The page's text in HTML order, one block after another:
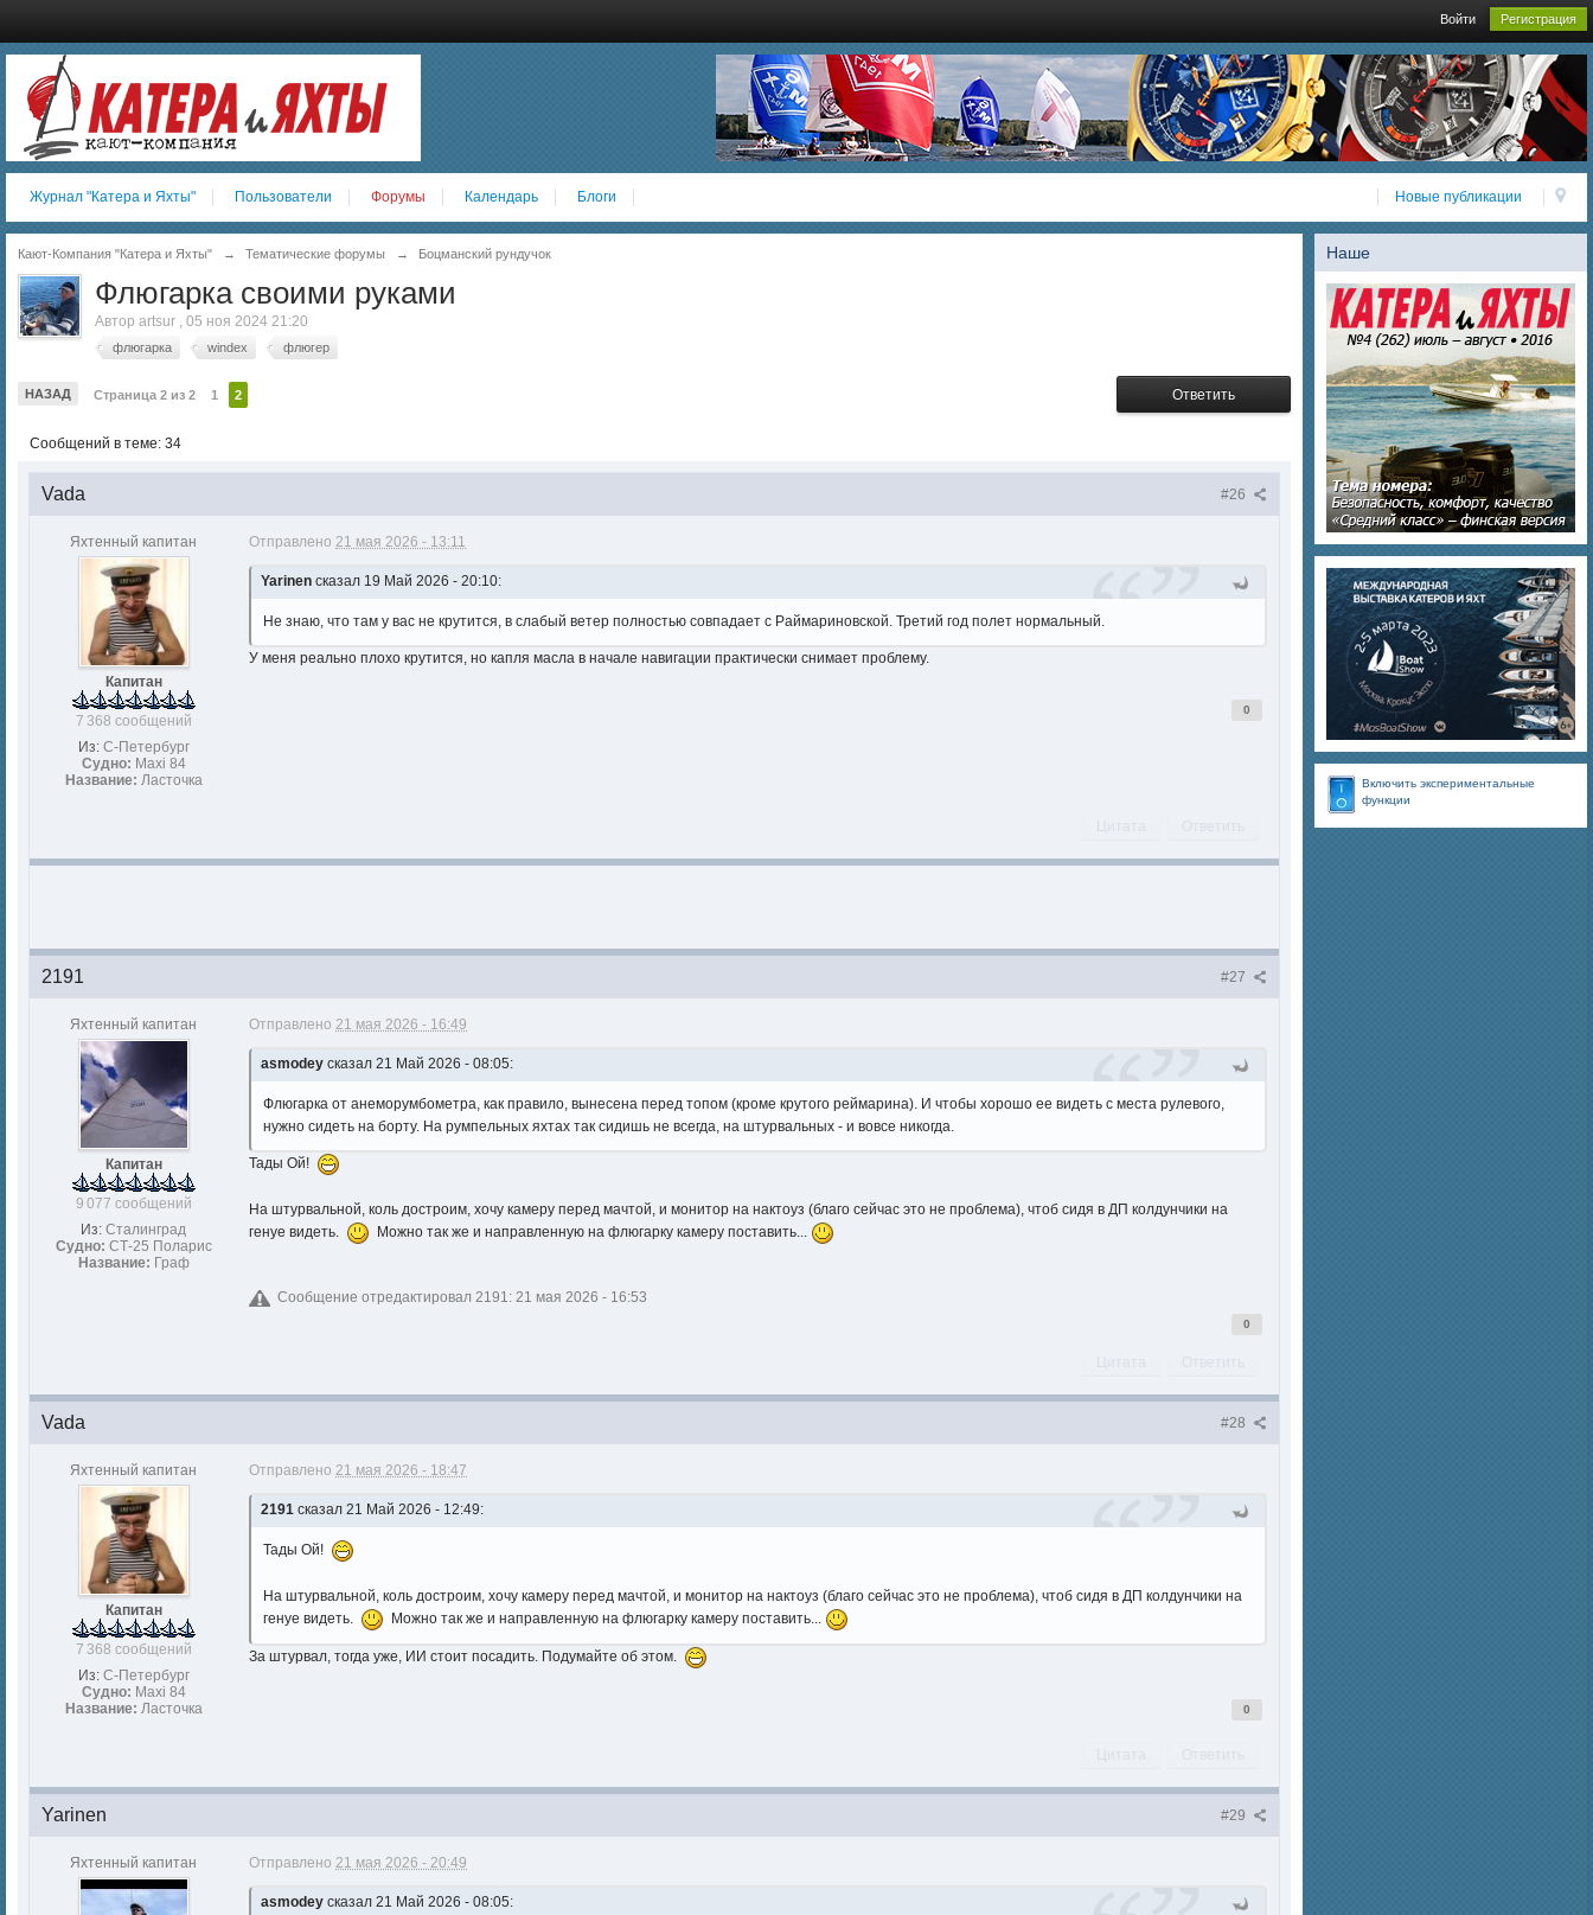
Войти Регистрация
Новые публикации
Журнал "Катера и Яхты" Пользователи Форумы Календарь Блоги
Наше
Включить экспериментальные
функции
Кают-Компания "Катера и Яхты" → Тематические форумы → Боцманский рундучок
Флюгарка своими руками
Автор artsur , 05 ноя 2024 21:20
флюгарка windex флюгер
НАЗАД Страница 2 из 2 1 2 Ответить
Сообщений в теме: 34
#26
Vada
Яхтенный капитан
Капитан
7 368 сообщений
Из: С-Петербург
Судно: Maxi 84
Название: Ласточка
Отправлено 21 мая 2026 - 13:11
Yarinen сказал 19 Май 2026 - 20:10:
Не знаю, что там у вас не крутится, в слабый ветер полностью совпадает с Раймариновской. Третий год полет нормальный.
У меня реально плохо крутится, но капля масла в начале навигации практически снимает проблему.
0
#27
2191
Яхтенный капитан
Капитан
9 077 сообщений
Из: Сталинград
Судно: СТ-25 Поларис
Название: Граф
Отправлено 21 мая 2026 - 16:49
asmodey сказал 21 Май 2026 - 08:05:
Флюгарка от анеморумбометра, как правило, вынесена перед топом (кроме крутого реймарина). И чтобы хорошо ее видеть с места рулевого,
нужно сидеть на борту. На румпельных яхтах так сидишь не всегда, на штурвальных - и вовсе никогда.
Тады Ой!
На штурвальной, коль достроим, хочу камеру перед мачтой, и монитор на нактоуз (благо сейчас это не проблема), чтоб сидя в ДП колдунчики на
генуе видеть.
Можно так же и направленную на флюгарку камеру поставить...
Сообщение отредактировал 2191: 21 мая 2026 - 16:53
0
#28
Vada
Яхтенный капитан
Капитан
7 368 сообщений
Из: С-Петербург
Судно: Maxi 84
Название: Ласточка
Отправлено 21 мая 2026 - 18:47
2191 сказал 21 Май 2026 - 12:49:
Тады Ой!
На штурвальной, коль достроим, хочу камеру перед мачтой, и монитор на нактоуз (благо сейчас это не проблема), чтоб сидя в ДП колдунчики на
генуе видеть.
Можно так же и направленную на флюгарку камеру поставить...
За штурвал, тогда уже, ИИ стоит посадить. Подумайте об этом.
0
#29
Yarinen
Яхтенный капитан Отправлено 21 мая 2026 - 20:49
asmodey сказал 21 Май 2026 - 08:05: